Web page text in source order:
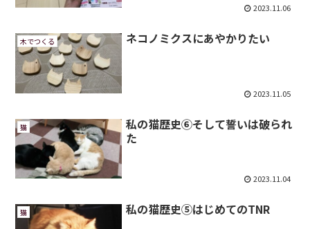
2023.11.06
木でつくる ネコノミクスにあやかりたい
2023.11.05
猫
私の猫歴史⑥そして誓いは破られ
た
2023.11.04
猫 私の猫歴史⑤はじめてのTNR